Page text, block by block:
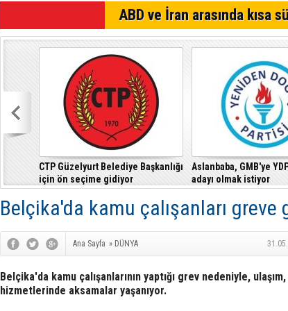
CTP,
ABD ve İran arasında kısa
CTP Güzelyurt Belediye Başkanlığı
için ön seçime gidiyor
Aslanbaba, GMB'ye
adayı olmak istiyor
Belçika'da kamu çalışanları greve
Ana Sayfa » DÜNYA
Belçika'da kamu çalışanlarının yaptığı grev nedeniyle,
hizmetlerinde aksamalar yaşanıyor.